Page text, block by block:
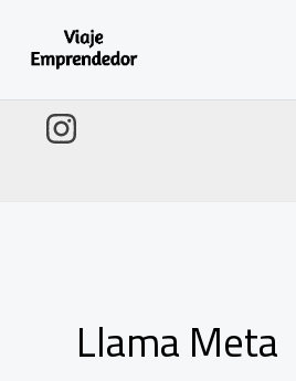
contenido
Llama Meta